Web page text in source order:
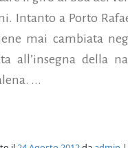
Intanto a Porto
mai cambiata
all’insegna della
...